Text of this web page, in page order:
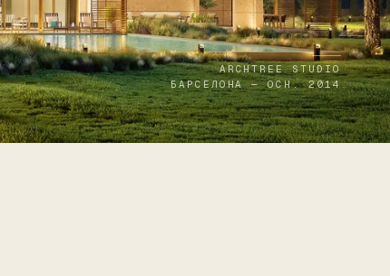
ARCHTREE STUDIO
БАРСЕЛОНА — ОСН. 2014